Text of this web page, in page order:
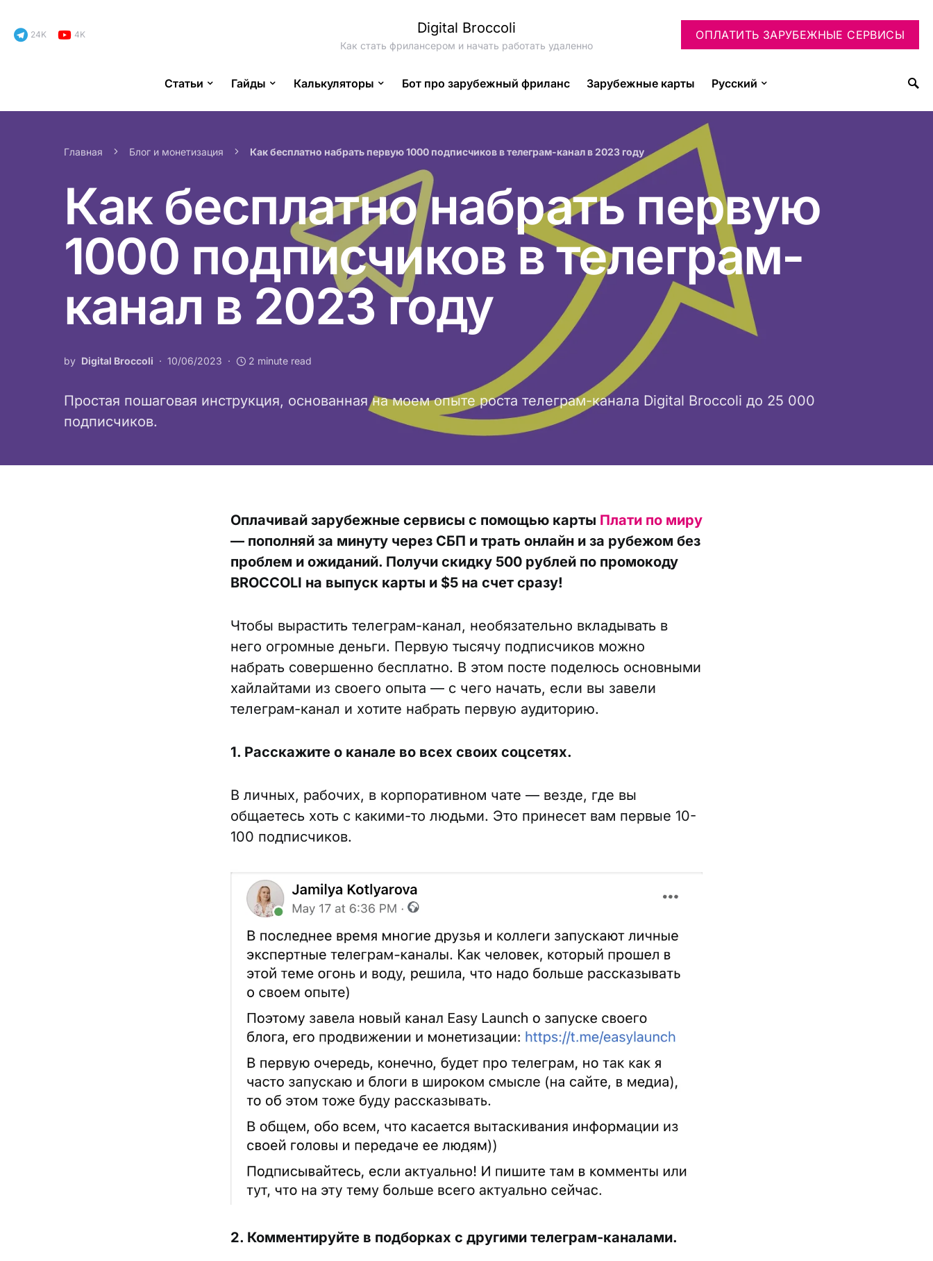
24K 4K Digital Broccoli
Как стать фрилансером и начать работать удаленно
ОПЛАТИТЬ ЗАРУБЕЖНЫЕ СЕРВИСЫ
Статьи Гайды Калькуляторы Бот про зарубежный фриланс Зарубежные карты Русский
Главная Блог и монетизация Как бесплатно набрать первую 1000 подписчиков в телеграм-канал в 2023 году
Как бесплатно набрать первую
1000 подписчиков в телеграм-
канал в 2023 году
by Digital Broccoli 10/06/2023 2 minute read
Простая пошаговая инструкция, основанная на моем опыте роста телеграм-канала Digital Broccoli до 25 000
подписчиков.
Оплачивай зарубежные сервисы с помощью карты Плати по миру
— пополняй за минуту через СБП и трать онлайн и за рубежом без
проблем и ожиданий. Получи скидку 500 рублей по промокоду
BROCCOLI на выпуск карты и $5 на счет сразу!
Чтобы вырастить телеграм-канал, необязательно вкладывать в
него огромные деньги. Первую тысячу подписчиков можно
набрать совершенно бесплатно. В этом посте поделюсь основными
хайлайтами из своего опыта — с чего начать, если вы завели
телеграм-канал и хотите набрать первую аудиторию.
1. Расскажите о канале во всех своих соцсетях.
В личных, рабочих, в корпоративном чате — везде, где вы
общаетесь хоть с какими-то людьми. Это принесет вам первые 10-
100 подписчиков.
2. Комментируйте в подборках с другими телеграм-каналами.